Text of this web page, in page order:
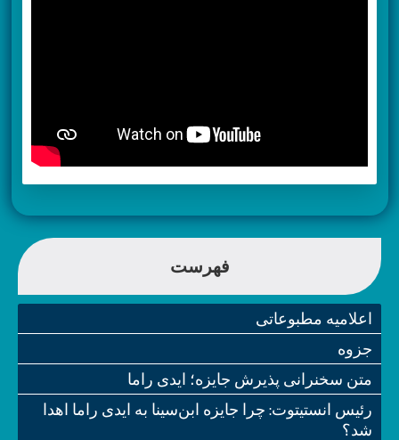
فهرست
اعلامیه مطبوعاتی
جزوه
متن سخنرانی پذیرش جایزه؛ ایدی راما
رئیس انستیتوت: چرا جایزه ابن‌سینا به ایدی راما اهدا
شد؟